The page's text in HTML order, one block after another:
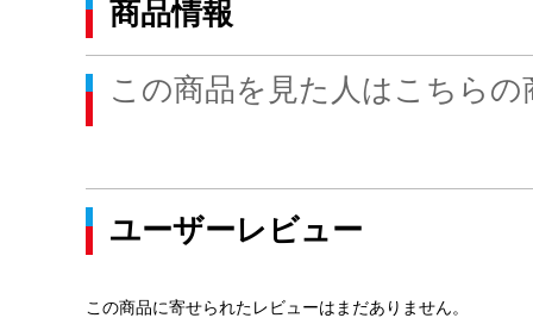
商品情報
この商品を見た人はこちら
ユーザーレビュー
この商品に寄せられたレビューはまだありません。